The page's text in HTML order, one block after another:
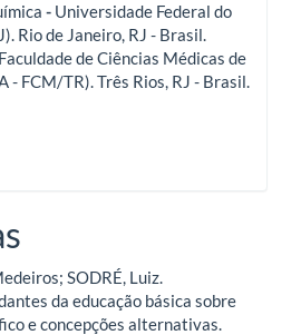
- Universidade Federal do
Rio de Janeiro, RJ - Brasil.
de Ciências Médicas de
- FCM/TR). Três Rios, RJ - Brasil.
SODRÉ, Luiz.
da educação básica sobre
e concepções alternativas.